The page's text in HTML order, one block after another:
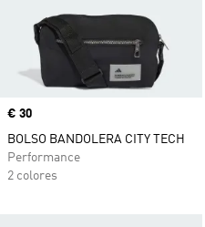
Precio
€ 30
BOLSO BANDOLERA CITY TECH
Performance
2 colores